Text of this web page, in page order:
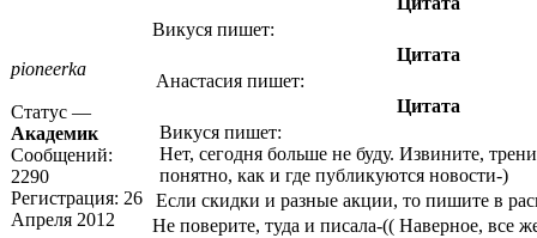
pioneerka
Статус —
Академик
Сообщений:
2290
Регистрация: 26
Апреля 2012
Викуся пишет:
Цитата
Анастасия пишет:
Цитата
Викуся пишет:
Нет, сегодня больше не буду. Извините,
понятно, как и где публикуются новости-)
Если скидки и разные акции, то пишите в
Не поверите, туда и писала-(( Наверное, все